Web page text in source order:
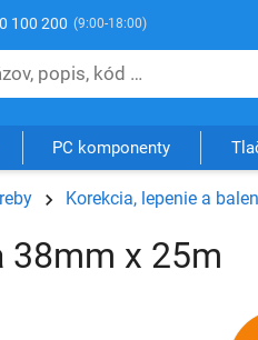
100 200 (9:00-18:00)
PC komponenty
Korekcia, lepenie a
38mm x 25m